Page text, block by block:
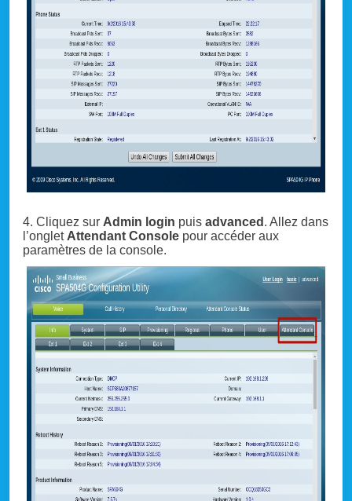
4. Cliquez sur Admin login puis advanced . Allez dans
l’onglet Attendant Console pour accéder aux
paramètres de la console.